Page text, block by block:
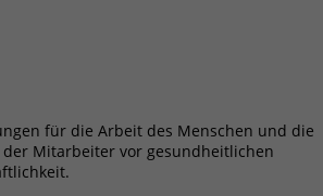
für die Arbeit des Menschen und die
Mitarbeiter vor gesundheitlichen